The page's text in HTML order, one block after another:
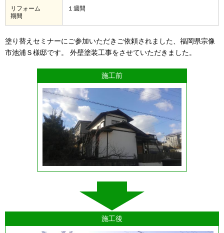
リフォーム
期間
１週間
塗り替えセミナーにご参加いただきご依頼されました、福岡県宗像
市池浦Ｓ様邸です。 外壁塗装工事をさせていただきました。
施工前
施工後